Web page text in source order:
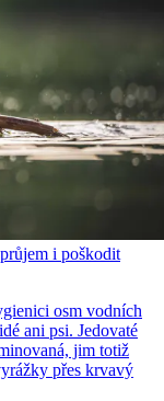
i poškodit
osm vodních
ani psi. Jedovaté
jim totiž
přes krvavý